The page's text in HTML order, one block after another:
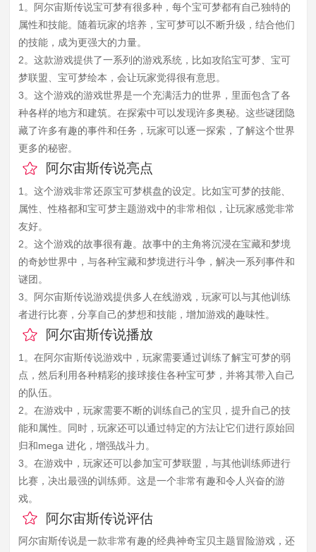
1。阿尔宙斯传说宝可梦有很多种，每个宝可梦都有自己独特的
属性和技能。随着玩家的培养，宝可梦可以不断升级，结合他们
的技能，成为更强大的力量。
2。这款游戏提供了一系列的游戏系统，比如攻陷宝可梦、宝可
梦联盟、宝可梦绘本，会让玩家觉得很有意思。
3。这个游戏的游戏世界是一个充满活力的世界，里面包含了各
种各样的地方和建筑。在探索中可以发现许多奥秘。这些谜团隐
藏了许多有趣的事件和任务，玩家可以逐一探索，了解这个世界
更多的秘密。
阿尔宙斯传说亮点
1。这个游戏非常还原宝可梦棋盘的设定。比如宝可梦的技能、
属性、性格都和宝可梦主题游戏中的非常相似，让玩家感觉非常
友好。
2。这个游戏的故事很有趣。故事中的主角将沉浸在宝藏和梦境
的奇妙世界中，与各种宝藏和梦境进行斗争，解决一系列事件和
谜团。
3。阿尔宙斯传说游戏提供多人在线游戏，玩家可以与其他训练
者进行比赛，分享自己的梦想和技能，增加游戏的趣味性。
阿尔宙斯传说播放
1。在阿尔宙斯传说游戏中，玩家需要通过训练了解宝可梦的弱
点，然后利用各种精彩的接球接住各种宝可梦，并将其带入自己
的队伍。
2。在游戏中，玩家需要不断的训练自己的宝贝，提升自己的技
能和属性。同时，玩家还可以通过特定的方法让它们进行原始回
归和mega 进化，增强战斗力。
3。在游戏中，玩家还可以参加宝可梦联盟，与其他训练师进行
比赛，决出最强的训练师。这是一个非常有趣和令人兴奋的游
戏。
阿尔宙斯传说评估
阿尔宙斯传说是一款非常有趣的经典神奇宝贝主题冒险游戏，还